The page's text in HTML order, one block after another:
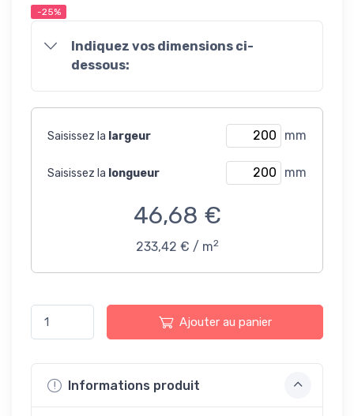
-25%
Indiquez vos dimensions ci-
dessous:
Saisissez la largeur mm
Saisissez la longueur mm
46,68 €
233,42 € / m2
Ajouter au panier
Informations produit